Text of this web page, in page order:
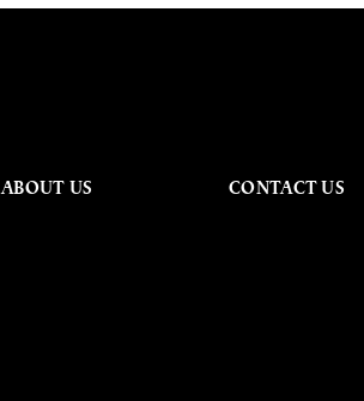
ABOUT US CONTACT US